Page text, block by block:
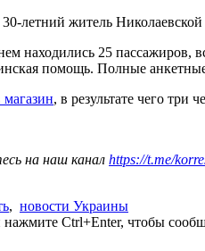
летний житель
находились 25
помощь. Полные
магазин, в результате чего три
на наш канал https://t.me/
, новости Украины
Ctrl+Enter, чтобы